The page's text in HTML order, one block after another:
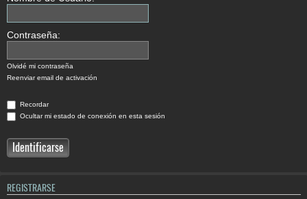
Contraseña:
Olvidé mi contraseña
Reenviar email de activación
Recordar
Ocultar mi estado de conexión en esta sesión
REGISTRARSE